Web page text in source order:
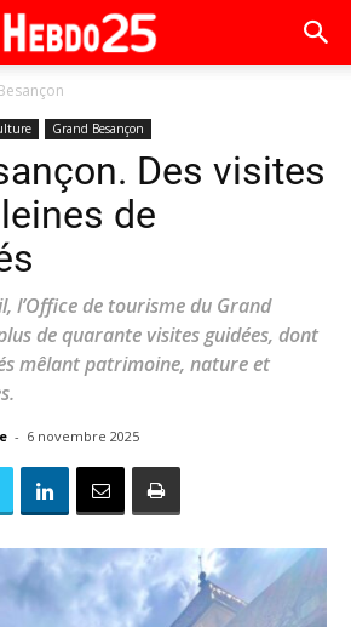
Grand Besançon
Des visites
de
l’Office de tourisme du Grand
de quarante visites guidées, dont
mêlant patrimoine, nature et
- 6 novembre 2025